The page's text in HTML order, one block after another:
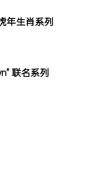
年生肖系列
联名系列